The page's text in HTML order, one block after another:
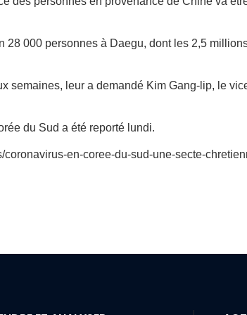
28 000 personnes à Daegu, dont les 2,5
semaines, leur a demandé Kim Gang-lip, le
du Sud a été reporté lundi.
en-coree-du-sud-une-secte-